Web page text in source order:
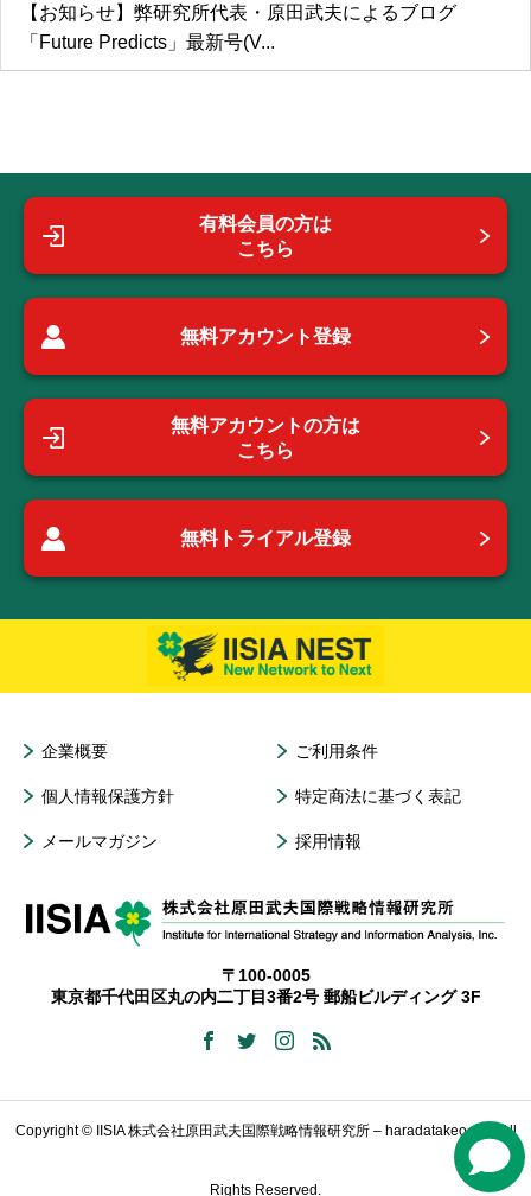
【お知らせ】弊研究所代表・原田武夫によるブログ
「Future Predicts」最新号(V...
有料会員の方は
こちら
無料アカウント登録
無料アカウントの方は
こちら
無料トライアル登録
企業概要 ご利用条件
個人情報保護方針 特定商法に基づく表記
メールマガジン 採用情報
〒100-0005
東京都千代田区丸の内二丁目3番2号 郵船ビルディング 3F
Copyright © IISIA 株式会社原田武夫国際戦略情報研究所 – haradatakeo.com All
Rights Reserved.